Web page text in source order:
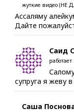
жуткие видео (НЕ
Ассаляму
Дайте
Саид
супруга я жеву
Саша